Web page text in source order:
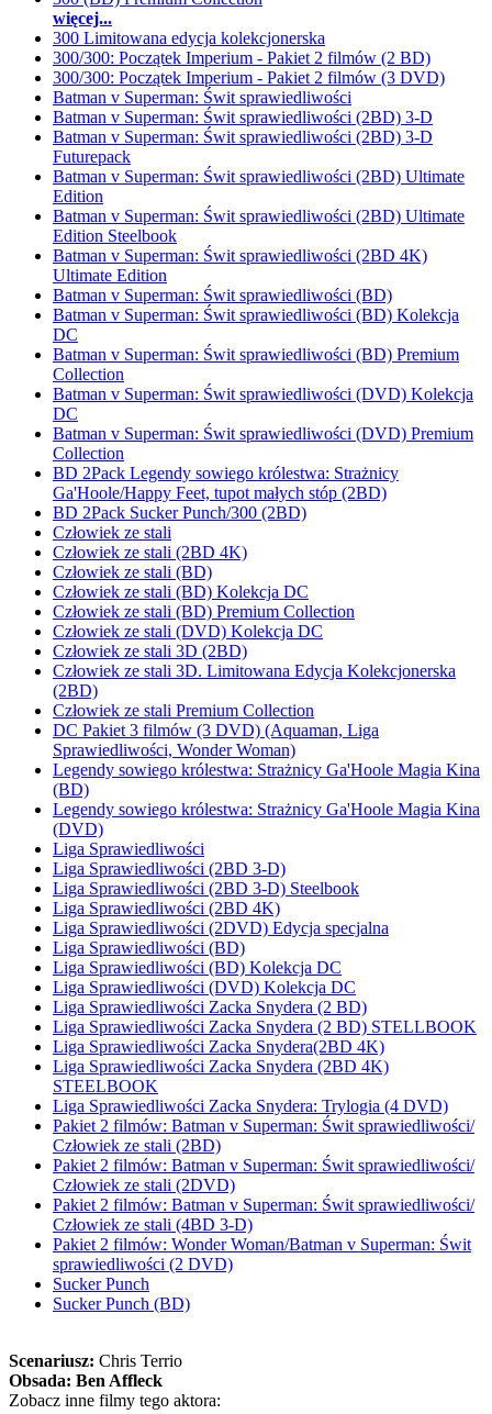
więcej...
300 Limitowana edycja kolekcjonerska
300/300: Początek Imperium - Pakiet 2 filmów (2 BD)
300/300: Początek Imperium - Pakiet 2 filmów (3 DVD)
Batman v Superman: Świt sprawiedliwości
Batman v Superman: Świt sprawiedliwości (2BD) 3-D
Batman v Superman: Świt sprawiedliwości (2BD) 3-D
Futurepack
Batman v Superman: Świt sprawiedliwości (2BD) Ultimate
Edition
Batman v Superman: Świt sprawiedliwości (2BD) Ultimate
Edition Steelbook
Batman v Superman: Świt sprawiedliwości (2BD 4K)
Ultimate Edition
Batman v Superman: Świt sprawiedliwości (BD)
Batman v Superman: Świt sprawiedliwości (BD) Kolekcja
DC
Batman v Superman: Świt sprawiedliwości (BD) Premium
Collection
Batman v Superman: Świt sprawiedliwości (DVD) Kolekcja
DC
Batman v Superman: Świt sprawiedliwości (DVD) Premium
Collection
BD 2Pack Legendy sowiego królestwa: Strażnicy
Ga'Hoole/Happy Feet, tupot małych stóp (2BD)
BD 2Pack Sucker Punch/300 (2BD)
Człowiek ze stali
Człowiek ze stali (2BD 4K)
Człowiek ze stali (BD)
Człowiek ze stali (BD) Kolekcja DC
Człowiek ze stali (BD) Premium Collection
Człowiek ze stali (DVD) Kolekcja DC
Człowiek ze stali 3D (2BD)
Człowiek ze stali 3D. Limitowana Edycja Kolekcjonerska
(2BD)
Człowiek ze stali Premium Collection
DC Pakiet 3 filmów (3 DVD) (Aquaman, Liga
Sprawiedliwości, Wonder Woman)
Legendy sowiego królestwa: Strażnicy Ga'Hoole Magia Kina
(BD)
Legendy sowiego królestwa: Strażnicy Ga'Hoole Magia Kina
(DVD)
Liga Sprawiedliwości
Liga Sprawiedliwości (2BD 3-D)
Liga Sprawiedliwości (2BD 3-D) Steelbook
Liga Sprawiedliwości (2BD 4K)
Liga Sprawiedliwości (2DVD) Edycja specjalna
Liga Sprawiedliwości (BD)
Liga Sprawiedliwości (BD) Kolekcja DC
Liga Sprawiedliwości (DVD) Kolekcja DC
Liga Sprawiedliwości Zacka Snydera (2 BD)
Liga Sprawiedliwości Zacka Snydera (2 BD) STELLBOOK
Liga Sprawiedliwości Zacka Snydera(2BD 4K)
Liga Sprawiedliwości Zacka Snydera (2BD 4K)
STEELBOOK
Liga Sprawiedliwości Zacka Snydera: Trylogia (4 DVD)
Pakiet 2 filmów: Batman v Superman: Świt sprawiedliwości/
Człowiek ze stali (2BD)
Pakiet 2 filmów: Batman v Superman: Świt sprawiedliwości/
Człowiek ze stali (2DVD)
Pakiet 2 filmów: Batman v Superman: Świt sprawiedliwości/
Człowiek ze stali (4BD 3-D)
Pakiet 2 filmów: Wonder Woman/Batman v Superman: Świt
sprawiedliwości (2 DVD)
Sucker Punch
Sucker Punch (BD)
Scenariusz: Chris Terrio
Obsada: Ben Affleck
Zobacz inne filmy tego aktora: